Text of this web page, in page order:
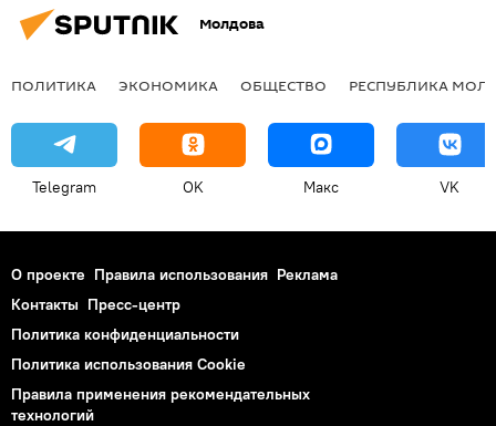
Молдова
ПОЛИТИКА ЭКОНОМИКА ОБЩЕСТВО РЕСПУБЛИКА
Telegram OK Макс VK
О проекте Правила использования Реклама
Контакты Пресс-центр
Политика конфиденциальности
Политика использования Cookie
Правила применения рекомендательных
технологий